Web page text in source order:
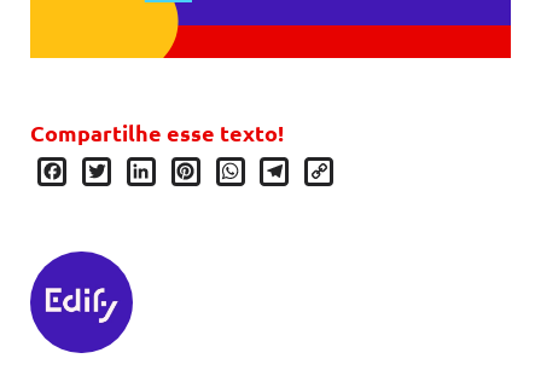
Compartilhe esse texto!